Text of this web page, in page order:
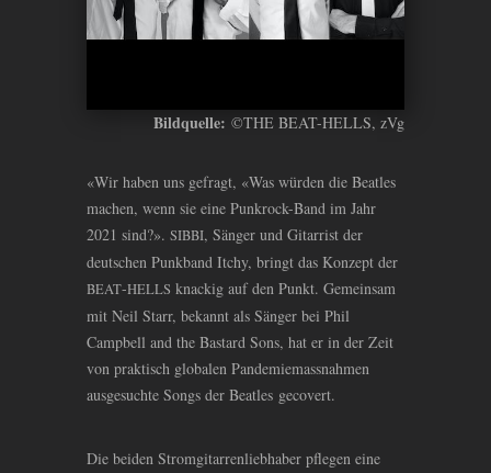
Bildquelle: ©THE BEAT-HELLS, zVg
«Wir haben uns gefragt, «Was würden die Beatles
machen, wenn sie eine Punkrock-Band im Jahr
2021 sind?». SIBBI, Sänger und Gitarrist der
deutschen Punkband Itchy, bringt das Konzept der
BEAT-HELLS knackig auf den Punkt. Gemeinsam
mit Neil Starr, bekannt als Sänger bei Phil
Campbell and the Bastard Sons, hat er in der Zeit
von praktisch globalen Pandemiemassnahmen
ausgesuchte Songs der Beatles gecovert.
Die beiden Stromgitarrenliebhaber pflegen eine